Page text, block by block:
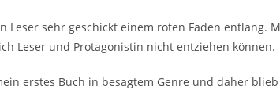
Leser sehr geschickt einem roten Faden entlang.
Leser und Protagonistin nicht entziehen können.
erstes Buch in besagtem Genre und daher